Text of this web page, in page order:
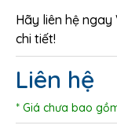
Hãy liên hệ
chi tiết!
Liên hệ
* Giá chưa bao